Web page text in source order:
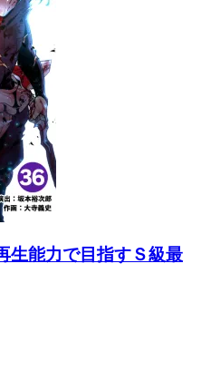
能力で目指すＳ級最